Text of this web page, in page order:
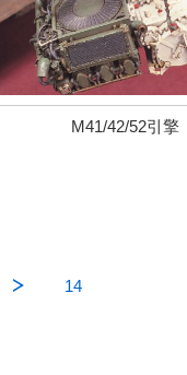
M41/42/52引擎
14